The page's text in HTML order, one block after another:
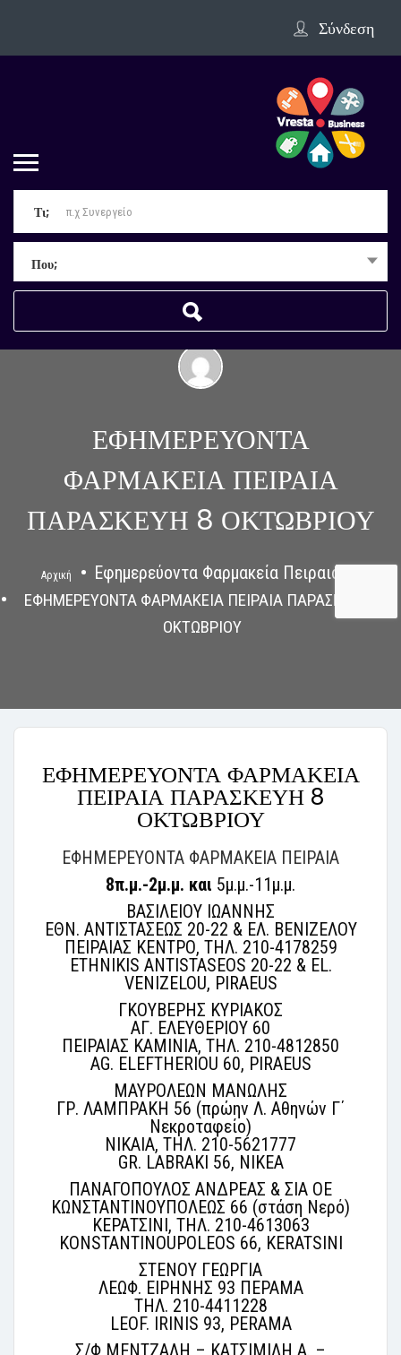
Σύνδεση
Τι;
Που;
ΕΦΗΜΕΡΕΥΟΝΤΑ
ΦΑΡΜΑΚΕΙΑ ΠΕΙΡΑΙΑ
ΠΑΡΑΣΚΕΥΗ 8 ΟΚΤΩΒΡΙΟΥ
Αρχική Εφημερεύοντα Φαρμακεία Πειραιάς
ΕΦΗΜΕΡΕΥΟΝΤΑ ΦΑΡΜΑΚΕΙΑ ΠΕΙΡΑΙΑ ΠΑΡΑΣΚΕΥΗ 8
ΟΚΤΩΒΡΙΟΥ
ΕΦΗΜΕΡΕΥΟΝΤΑ ΦΑΡΜΑΚΕΙΑ
ΠΕΙΡΑΙΑ ΠΑΡΑΣΚΕΥΗ 8
ΟΚΤΩΒΡΙΟΥ
ΕΦΗΜΕΡΕΥΟΝΤΑ ΦΑΡΜΑΚΕΙΑ ΠΕΙΡΑΙΑ
8π.μ.-2μ.μ. και 5μ.μ.-11μ.μ.
ΒΑΣΙΛΕΙΟΥ ΙΩΑΝΝΗΣ
ΕΘΝ. ΑΝΤΙΣΤΑΣΕΩΣ 20-22 & ΕΛ. ΒΕΝΙΖΕΛΟΥ
ΠΕΙΡΑΙΑΣ ΚΕΝΤΡΟ, ΤΗΛ. 210-4178259
ETHNIKIS ANTISTASEOS 20-22 & EL.
VENIZELOU, PIRAEUS
ΓΚΟΥΒΕΡΗΣ ΚΥΡΙΑΚΟΣ
ΑΓ. ΕΛΕΥΘΕΡΙΟΥ 60
ΠΕΙΡΑΙΑΣ ΚΑΜΙΝΙΑ, ΤΗΛ. 210-4812850
AG. ELEFTHERIOU 60, PIRAEUS
ΜΑΥΡΟΛΕΩΝ ΜΑΝΩΛΗΣ
ΓΡ. ΛΑΜΠΡΑΚΗ 56 (πρώην Λ. Αθηνών Γ΄
Νεκροταφείο)
ΝΙΚΑΙΑ, ΤΗΛ. 210-5621777
GR. LABRAKI 56, NIKEA
ΠΑΝΑΓΟΠΟΥΛΟΣ ΑΝΔΡΕΑΣ & ΣΙΑ ΟΕ
ΚΩΝΣΤΑΝΤΙΝΟΥΠΟΛΕΩΣ 66 (στάση Νερό)
ΚΕΡΑΤΣΙΝΙ, ΤΗΛ. 210-4613063
KONSTANTINOUPOLEOS 66, KERATSINI
ΣΤΕΝΟΥ ΓΕΩΡΓΙΑ
ΛΕΩΦ. ΕΙΡΗΝΗΣ 93 ΠΕΡΑΜΑ
ΤΗΛ. 210-4411228
LEOF. IRINIS 93, PERAMA
Σ/Φ ΜΕΝΤΖΑΛΗ – ΚΑΤΣΙΜΙΛΗ Α. –